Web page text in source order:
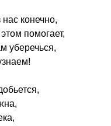
конечно,
помогает,
уберечься,